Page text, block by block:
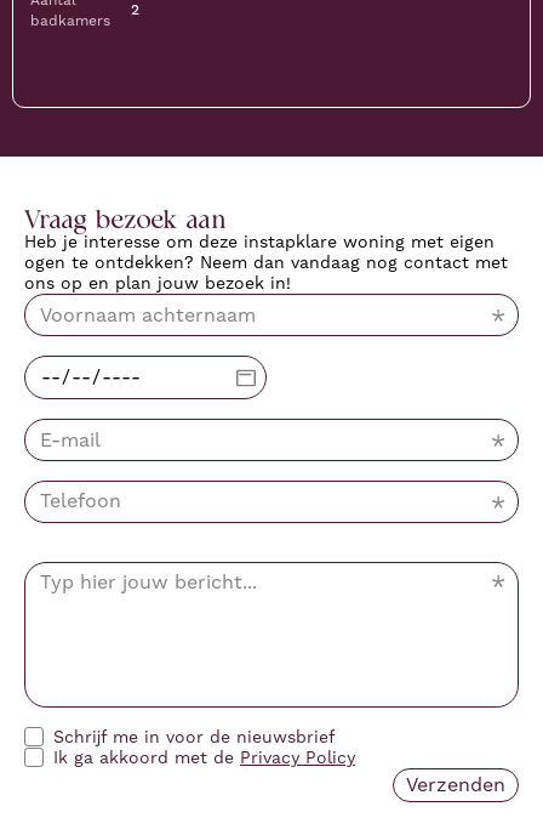
badkamers
2
Vraag bezoek aan
Heb je interesse om deze instapklare woning met eigen
ogen te ontdekken? Neem dan vandaag nog contact met
ons op en plan jouw bezoek in!
Schrijf me in voor de nieuwsbrief
Ik ga akkoord met de Privacy Policy